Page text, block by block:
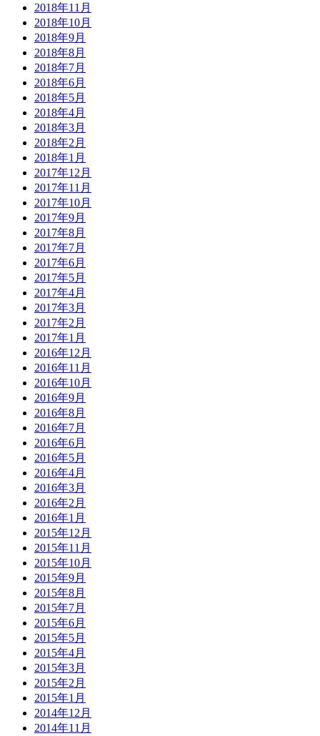
2018年11月
2018年10月
2018年9月
2018年8月
2018年7月
2018年6月
2018年5月
2018年4月
2018年3月
2018年2月
2018年1月
2017年12月
2017年11月
2017年10月
2017年9月
2017年8月
2017年7月
2017年6月
2017年5月
2017年4月
2017年3月
2017年2月
2017年1月
2016年12月
2016年11月
2016年10月
2016年9月
2016年8月
2016年7月
2016年6月
2016年5月
2016年4月
2016年3月
2016年2月
2016年1月
2015年12月
2015年11月
2015年10月
2015年9月
2015年8月
2015年7月
2015年6月
2015年5月
2015年4月
2015年3月
2015年2月
2015年1月
2014年12月
2014年11月